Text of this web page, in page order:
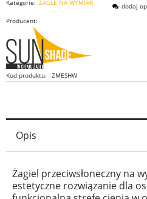
Kategorie: ŻAGLE NA WYMIAR
Producent:
Kod produktu: ZMESHW
dodaj
Opis
Żagiel przeciwsłoneczny na
estetyczne rozwiązanie dla